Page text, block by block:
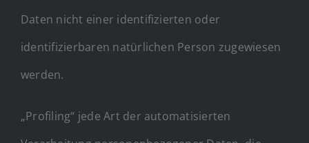
Daten nicht einer identifizierten oder
identifizierbaren natürlichen Person zugewiesen
werden.
„Profiling“ jede Art der automatisierten